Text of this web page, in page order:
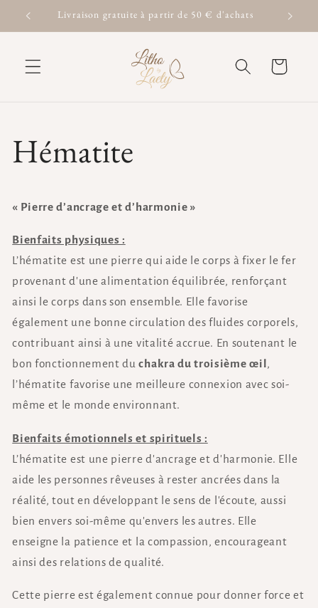
et passerLivraison gratuite à partir de 50 € d'achats
Panier
Hématite
« Pierre d’ancrage et d’harmonie »
Bienfaits physiques :
L’hématite est une pierre qui aide le corps à fixer le fer
provenant d'une alimentation équilibrée, renforçant
ainsi le corps dans son ensemble. Elle favorise
également une bonne circulation des fluides corporels,
contribuant ainsi à une vitalité accrue. En soutenant le
bon fonctionnement duchakra du troisième œil,
l’hématite favorise une meilleure connexion avec soi-
même et le monde environnant.
Bienfaits émotionnels et spirituels :
L’hématite est une pierre d'ancrage et d'harmonie. Elle
aide les personnes rêveuses à rester ancrées dans la
réalité, tout en développant le sens de l'écoute, aussi
bien envers soi-même qu'envers les autres. Elle
enseigne la patience et la compassion, encourageant
ainsi des relations de qualité.
Cette pierre est également connue pour donner force et